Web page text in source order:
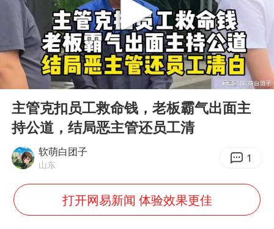
今日15时起福州地铁高架区段停运
白海豚逼近浙闽沿海
王艺迪2-4不敌张本美和止步4强
国足U17与阿森纳决赛取消 并列冠军
王艺迪无缘横滨赛决赛
Play
00:00 07:13
主管克扣员工救命钱，老板霸气出面主
持公道，结局恶主管还员工清
软萌白团子
山东 1
打开网易新闻 体验效果更佳